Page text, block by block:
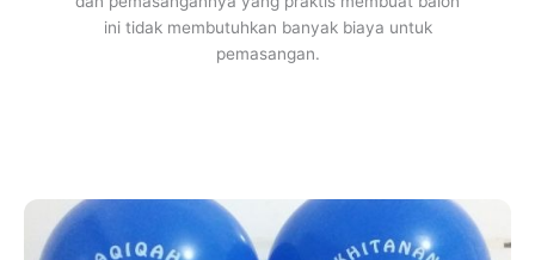
ini tidak membutuhkan banyak biaya untuk
pemasangan.